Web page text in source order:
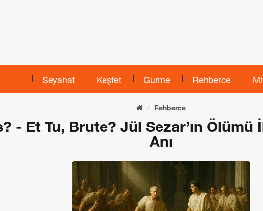
Seyahat Keşfet Gurme Rehberce
Rehberce
- Et Tu, Brute? Jül Sezar’ın Ölümü
Anı